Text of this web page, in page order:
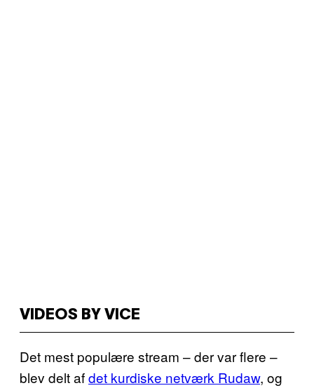
VIDEOS BY VICE
Det mest populære stream – der var flere –
blev delt afdet kurdiske netværk Rudaw, og